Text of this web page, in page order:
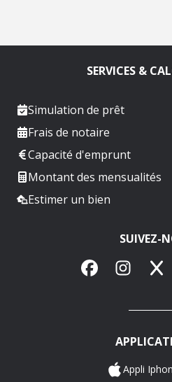
SERVICES &
Simulation de prêt
Frais de notaire
Capacité d'emprunt
Montant des mensualités
Estimer un bien
SUIVEZ-
FacebookInstagram
X
Appli